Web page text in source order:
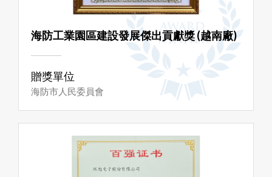
海防工業園區建設發展傑出貢獻獎 (越南廠)
贈獎單位
海防市人民委員會